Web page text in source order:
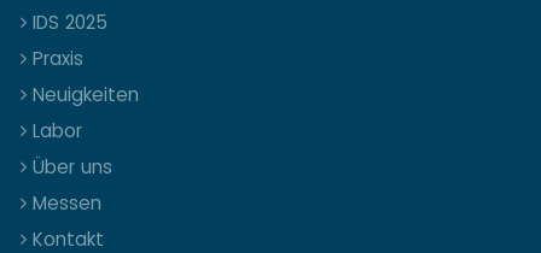
IDS 2025
Praxis
Neuigkeiten
Labor
Über uns
Messen
Kontakt